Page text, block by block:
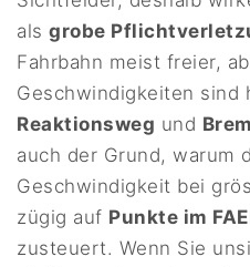
alsgrobe
Fahrbahn meist freier,
Geschwindigkeiten sind
Reaktionsweg und
auch der Grund, warum
Geschwindigkeit bei
zügig auf Punkte im
zusteuert. Wenn Sie